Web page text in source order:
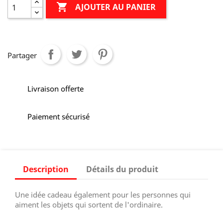
 AJOUTER AU PANIER
Partager
Livraison offerte
Paiement sécurisé
Description Détails du produit
Une idée cadeau également pour les personnes qui
aiment les objets qui sortent de l'ordinaire.